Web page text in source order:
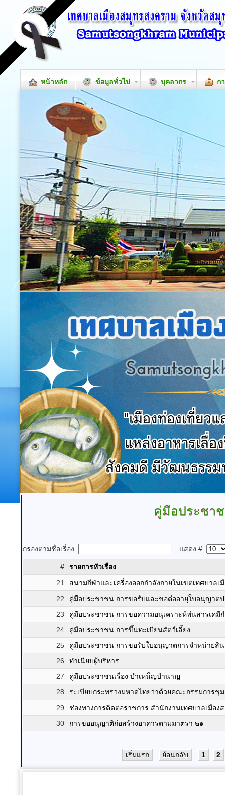
หน้าหลัก ข้อมูลทั่วไป บุคลากร ก
คู่มือประชา
กรองตามชื่อเรื่อง แสดง #
#
รายการหัวเรื่อง
21
สนามกีฬาและเครื่องออกกำลังกายในเขตเทศบาลเ
22
คู่มือประชาชน การขอรับและขอต่ออายุใบอนุญาต
23
คู่มือประชาชน การขอความอนุเคราะห์พ่นสารเคมี
24
คู่มือประชาชน การขึ้นทะเบียนสัตว์เลี้ยง
25
คู่มือประชาชน การขอรับใบอนุญาตการจำหน่ายสิ
26
ทำเนียบผู้บริหาร
27
คู่มือประชาชนเรื่อง บำเหน็ญบำนาญ
28
ระเบียบกระทรวงมหาดไทยว่าด้วยคณะกรรมการ
29
ช่องทางการติดต่อราชการ สำนักงานเทศบาลเมือง
30
การขออนุญาติก่อสร้างอาคารตามมาตรา ๒๑
เริ่มแรก ย้อนกลับ 1 2